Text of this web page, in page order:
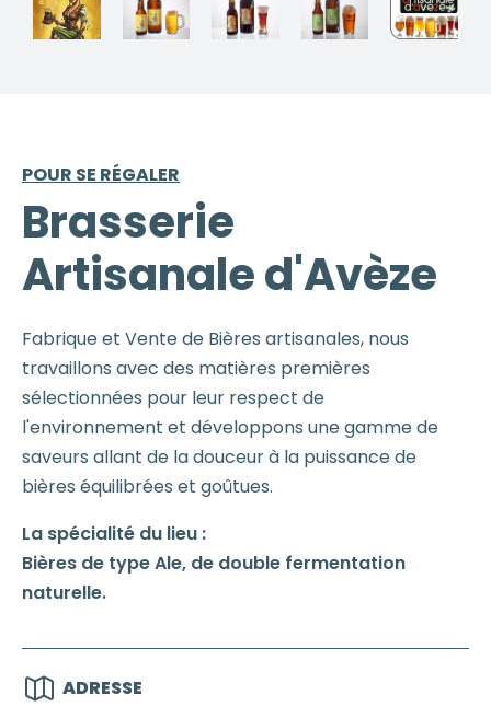
POUR SE RÉGALER
Brasserie
Artisanale d'Avèze
Fabrique et Vente de Bières artisanales, nous
travaillons avec des matières premières
sélectionnées pour leur respect de
l'environnement et développons une gamme de
saveurs allant de la douceur à la puissance de
bières équilibrées et goûtues.
La spécialité du lieu :
Bières de type Ale, de double fermentation
naturelle.
ADRESSE